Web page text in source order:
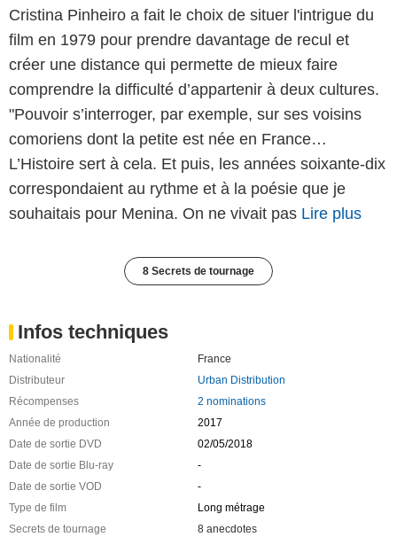
Cristina Pinheiro a fait le choix de situer l'intrigue du
film en 1979 pour prendre davantage de recul et
créer une distance qui permette de mieux faire
comprendre la difficulté d’appartenir à deux cultures.
"Pouvoir s’interroger, par exemple, sur ses voisins
comoriens dont la petite est née en France…
L’Histoire sert à cela. Et puis, les années soixante-dix
correspondaient au rythme et à la poésie que je
souhaitais pour Menina. On ne vivait pas Lire plus
8 Secrets de tournage
Infos techniques
Nationalité
France
Distributeur
Urban Distribution
Récompenses
2 nominations
Année de production
2017
Date de sortie DVD
02/05/2018
Date de sortie Blu-ray
-
Date de sortie VOD
-
Type de film
Long métrage
Secrets de tournage
8 anecdotes